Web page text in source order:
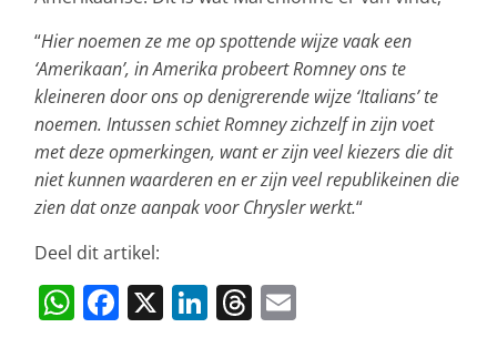
“Hier noemen ze me op spottende wijze vaak een
‘Amerikaan’, in Amerika probeert Romney ons te
kleineren door ons op denigrerende wijze ‘Italians’ te
noemen. Intussen schiet Romney zichzelf in zijn voet
met deze opmerkingen, want er zijn veel kiezers die dit
niet kunnen waarderen en er zijn veel republikeinen die
zien dat onze aanpak voor Chrysler werkt.“
Deel dit artikel:
W F X Li T